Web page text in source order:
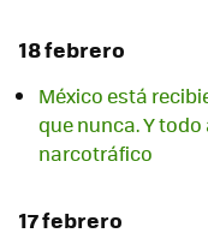
18 febrero
México está
que nunca. Y
narcotráfico
17 febrero